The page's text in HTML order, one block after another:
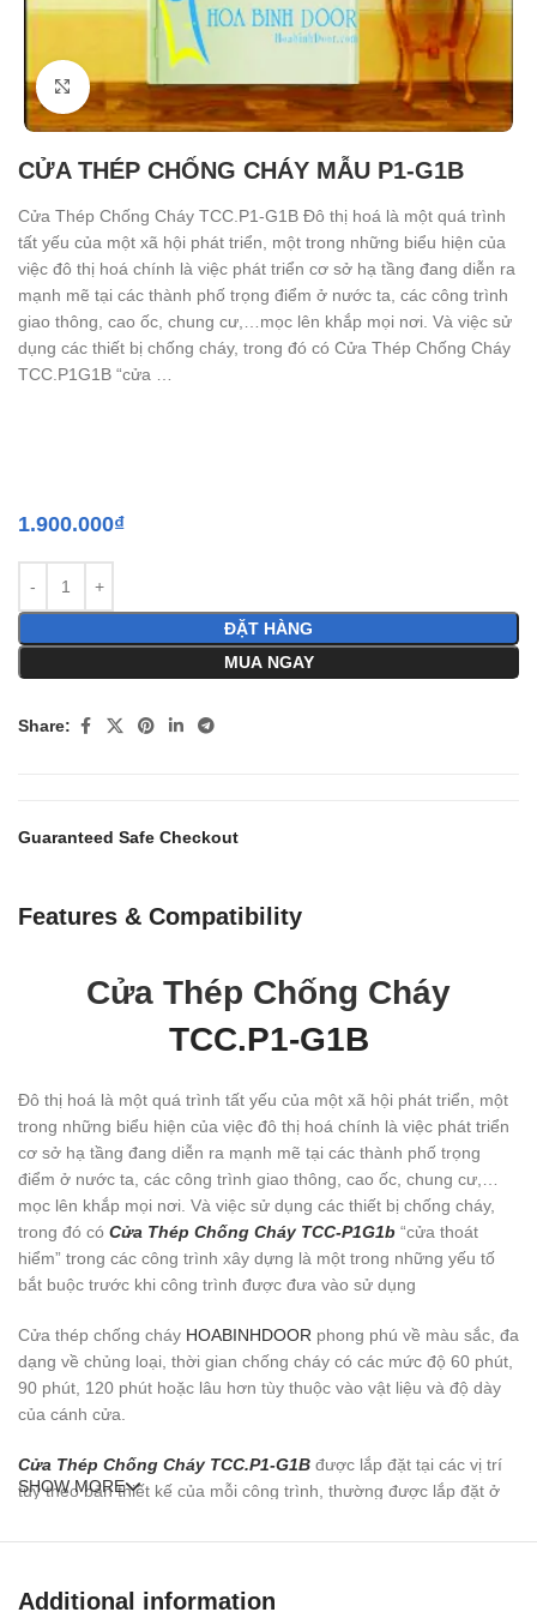
Click to enlarge
CỬA THÉP CHỐNG CHÁY MẪU P1-G1B
Cửa Thép Chống Cháy TCC.P1-G1B Đô thị hoá là một quá trình
tất yếu của một xã hội phát triển, một trong những biểu hiện của
việc đô thị hoá chính là việc phát triển cơ sở hạ tầng đang diễn ra
mạnh mẽ tại các thành phố trọng điểm ở nước ta, các công trình
giao thông, cao ốc, chung cư,…mọc lên khắp mọi nơi. Và việc sử
dụng các thiết bị chống cháy, trong đó có Cửa Thép Chống Cháy
TCC.P1G1B “cửa …
1.900.000₫
ĐẶT HÀNG
MUA NGAY
Share:
Guaranteed Safe Checkout
Features & Compatibility
Cửa Thép Chống Cháy
TCC.P1-G1B
Đô thị hoá là một quá trình tất yếu của một xã hội phát triển, một
trong những biểu hiện của việc đô thị hoá chính là việc phát triển
cơ sở hạ tầng đang diễn ra mạnh mẽ tại các thành phố trọng
điểm ở nước ta, các công trình giao thông, cao ốc, chung cư,…
mọc lên khắp mọi nơi. Và việc sử dụng các thiết bị chống cháy,
trong đó có Cửa Thép Chống Cháy TCC-P1G1b “cửa thoát
hiểm” trong các công trình xây dựng là một trong những yếu tố
bắt buộc trước khi công trình được đưa vào sử dụng
Cửa thép chống cháy HOABINHDOOR phong phú về màu sắc, đa
dạng về chủng loại, thời gian chống cháy có các mức độ 60 phút,
90 phút, 120 phút hoặc lâu hơn tùy thuộc vào vật liệu và độ dày
của cánh cửa.
Cửa Thép Chống Cháy TCC.P1-G1B được lắp đặt tại các vị trí
tuỳ theo bản thiết kế của mỗi công trình, thường được lắp đặt ở
SHOW MORE
Additional information